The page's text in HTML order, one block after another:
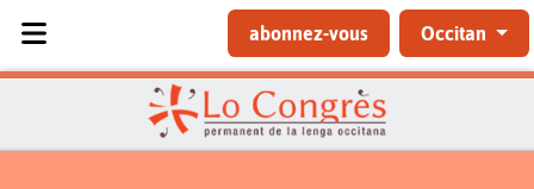
abonnez-vous Occitan